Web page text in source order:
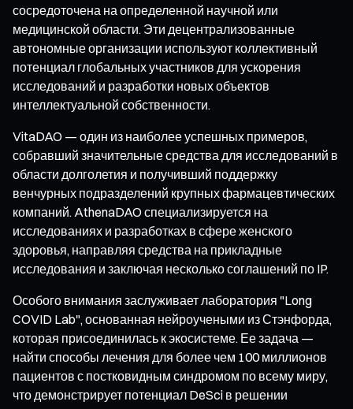
сосредоточена на определенной научной или
медицинской области. Эти децентрализованные
автономные организации используют коллективный
потенциал глобальных участников для ускорения
исследований и разработки новых объектов
интеллектуальной собственности.
VitaDAO — один из наиболее успешных примеров,
собравший значительные средства для исследований в
области долголетия и получивший поддержку
венчурных подразделений крупных фармацевтических
компаний. AthenaDAO специализируется на
исследованиях и разработках в сфере женского
здоровья, направляя средства на прикладные
исследования и заключая несколько соглашений по IP.
Особого внимания заслуживает лаборатория "Long
COVID Lab", основанная нейроучеными из Стэнфорда,
которая присоединилась к экосистеме. Ее задача —
найти способы лечения для более чем 100 миллионов
пациентов с постковидным синдромом по всему миру,
что демонстрирует потенциал DeSci в решении